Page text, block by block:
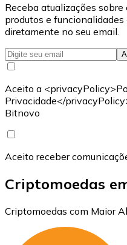
Receba atualizações
produtos e
diretamente no seu email.
Aceito a
Privacidade</
Bitnovo
Aceito receber
Criptomoedas
Criptomoedas com Maior